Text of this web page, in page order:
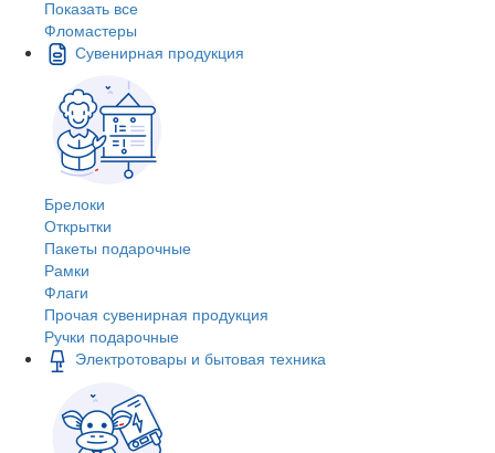
Показать все
Фломастеры
Сувенирная продукция
Брелоки
Открытки
Пакеты подарочные
Рамки
Флаги
Прочая сувенирная продукция
Ручки подарочные
Электротовары и бытовая техника